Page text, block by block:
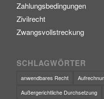
Zahlungsbedingungen
Zivilrecht
Zwangsvollstreckung
SCHLAGWÖRTER
anwendbares Recht
Außergerichtliche Durchsetzung